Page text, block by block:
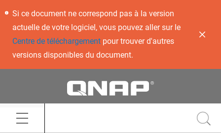
Si ce document ne correspond pas à la version
actuelle de votre logiciel, vous pouvez aller sur le
Centre de téléchargementpour trouver d'autres
versions disponibles du document.